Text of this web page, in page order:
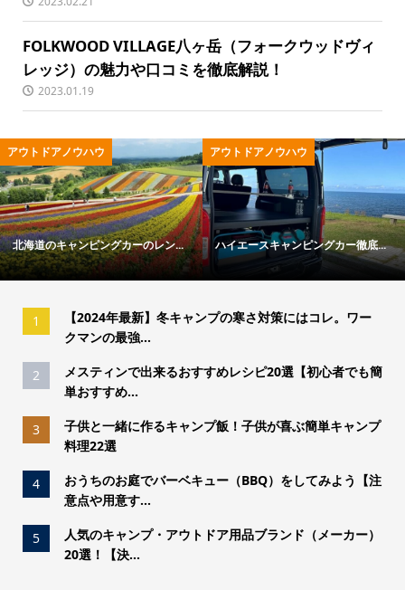
FOLKWOOD VILLAGE八ヶ岳（フォークウッドヴィ
レッジ）の魅力や口コミを徹底解説！
2023.01.19
ドアノウハウ
エースキャンピングカー徹底...
アウトドア用品
冬キャンプの寒さ対策ガイド｜失...
キ
「
1
【2024年最新】冬キャンプの寒さ対策にはコレ。ワー
クマンの最強...
2
メスティンで出来るおすすめレシピ20選【初心者でも簡
単おすすめ...
3
子供と一緒に作るキャンプ飯！子供が喜ぶ簡単キャンプ
料理22選
4
おうちのお庭でバーベキュー（BBQ）をしてみよう【注
意点や用意す...
5
人気のキャンプ・アウトドア用品ブランド（メーカー）
20選！【決...